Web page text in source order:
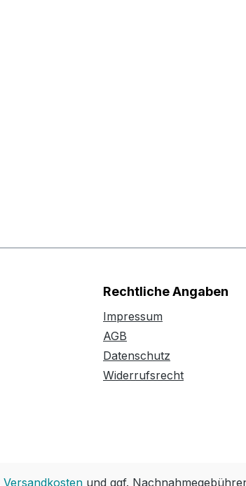
Rechtliche Angaben
Impressum
AGB
Datenschutz
Widerrufsrecht
Versandkosten und ggf.